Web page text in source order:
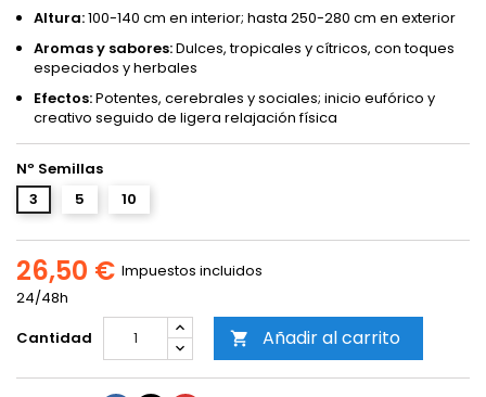
Altura:100-140 cm en interior; hasta 250-280 cm en exterior
Aromas y sabores:Dulces, tropicales y cítricos, con toques
especiados y herbales
Efectos:Potentes, cerebrales y sociales; inicio eufórico y
creativo seguido de ligera relajación física
Nº Semillas
3
5 10
26,50 € Impuestos incluidos
24/48h
Cantidad
 Añadir al carrito